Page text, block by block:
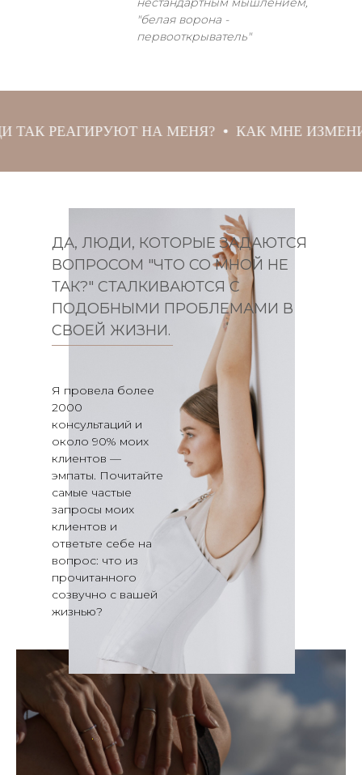
"белая ворона -
первооткрыватель"
НА МЕНЯ? КАК МНЕ ИЗМЕНИТЬ СЕБЯ?
ДА, ЛЮДИ, КОТОРЫЕ ЗАДАЮТСЯ
ВОПРОСОМ "ЧТО СО МНОЙ НЕ
ТАК?" СТАЛКИВАЮТСЯ С
ПОДОБНЫМИ ПРОБЛЕМАМИ В
СВОЕЙ ЖИЗНИ.
Я провела более
2000
консультаций и
около 90% моих
клиентов —
эмпаты. Почитайте
самые частые
запросы моих
клиентов и
ответьте себе на
вопрос: что из
прочитанного
созвучно с вашей
жизнью?